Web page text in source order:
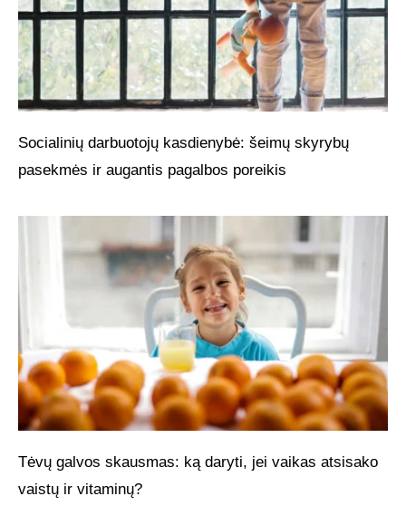
Socialinių darbuotojų kasdienybė: šeimų skyrybų
pasekmės ir augantis pagalbos poreikis
Tėvų galvos skausmas: ką daryti, jei vaikas atsisako
vaistų ir vitaminų?